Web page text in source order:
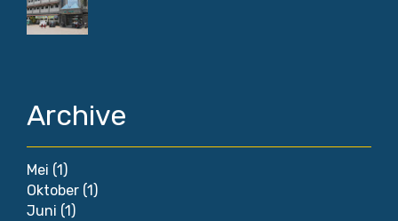
Archive
Mei (1)
Oktober (1)
Juni (1)